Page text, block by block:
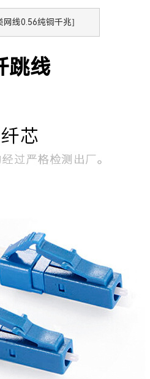
网线0.56纯铜千兆]
跳线